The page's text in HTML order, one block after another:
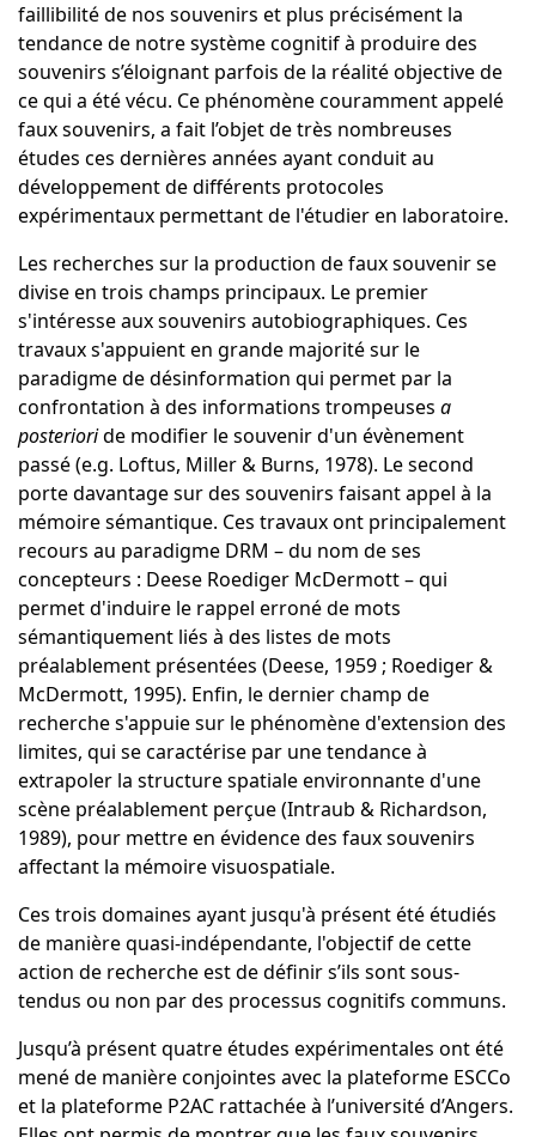
faillibilité de nos souvenirs et plus précisément la
tendance de notre système cognitif à produire des
souvenirs s’éloignant parfois de la réalité objective de
ce qui a été vécu. Ce phénomène couramment appelé
faux souvenirs, a fait l’objet de très nombreuses
études ces dernières années ayant conduit au
développement de différents protocoles
expérimentaux permettant de l'étudier en laboratoire.
Les recherches sur la production de faux souvenir se
divise en trois champs principaux. Le premier
s'intéresse aux souvenirs autobiographiques. Ces
travaux s'appuient en grande majorité sur le
paradigme de désinformation qui permet par la
confrontation à des informations trompeuses a
posterioride modifier le souvenir d'un évènement
passé (e.g. Loftus, Miller & Burns, 1978). Le second
porte davantage sur des souvenirs faisant appel à la
mémoire sémantique. Ces travaux ont principalement
recours au paradigme DRM – du nom de ses
concepteurs : Deese Roediger McDermott– qui
permet d'induire le rappel erroné de mots
sémantiquement liés à des listes de mots
préalablement présentées (Deese, 1959 ; Roediger &
McDermott, 1995). Enfin, le dernier champ de
recherche s'appuie sur le phénomène d'extension des
limites, qui se caractérise par une tendance à
extrapoler la structure spatiale environnante d'une
scène préalablement perçue (Intraub & Richardson,
1989), pour mettre en évidence des faux souvenirs
affectant la mémoire visuospatiale.
Ces trois domaines ayant jusqu'à présent été étudiés
de manière quasi-indépendante, l'objectif de cette
action de recherche est de définir s’ils sont sous-
tendus ou non par des processus cognitifs communs.
Jusqu’à présent quatre études expérimentales ont été
mené de manière conjointes avec la plateforme ESCCo
et la plateforme P2AC rattachée à l’université d’Angers.